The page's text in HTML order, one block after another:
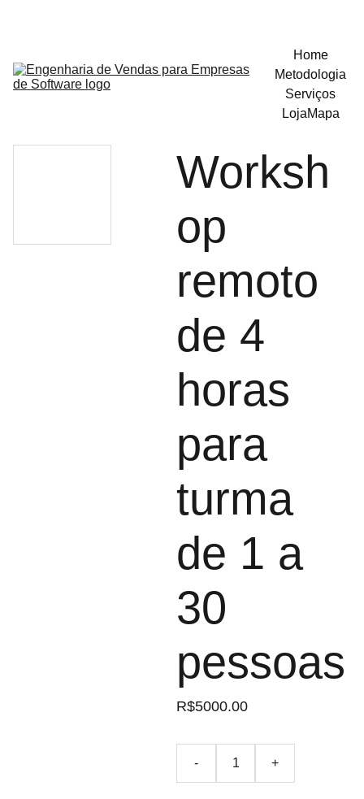
Home
Metodologia
Serviços
LojaMapa
Worksh
op
remoto
de 4
horas
para
turma
de 1 a
30
pessoas
R$5000.00
- +